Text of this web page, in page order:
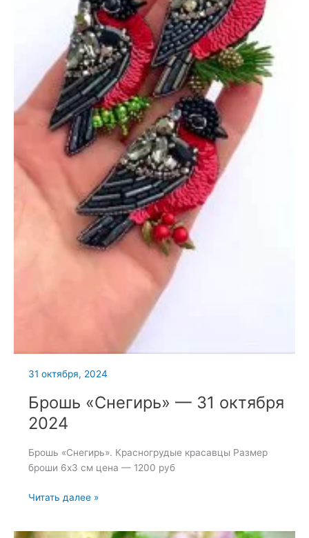
31 октября, 2024
Брошь «Снегирь» — 31 октября
2024
Брошь «Снегирь». Красногрудые красавцы Размер
броши 6х3 см цена — 1200 руб
Брошь
Читать далее »